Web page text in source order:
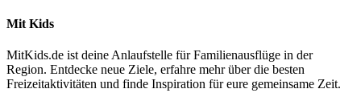
Mit Kids
MitKids.de ist deine Anlaufstelle für Familienausflüge in der
Region. Entdecke neue Ziele, erfahre mehr über die besten
Freizeitaktivitäten und finde Inspiration für eure gemeinsame Zeit.